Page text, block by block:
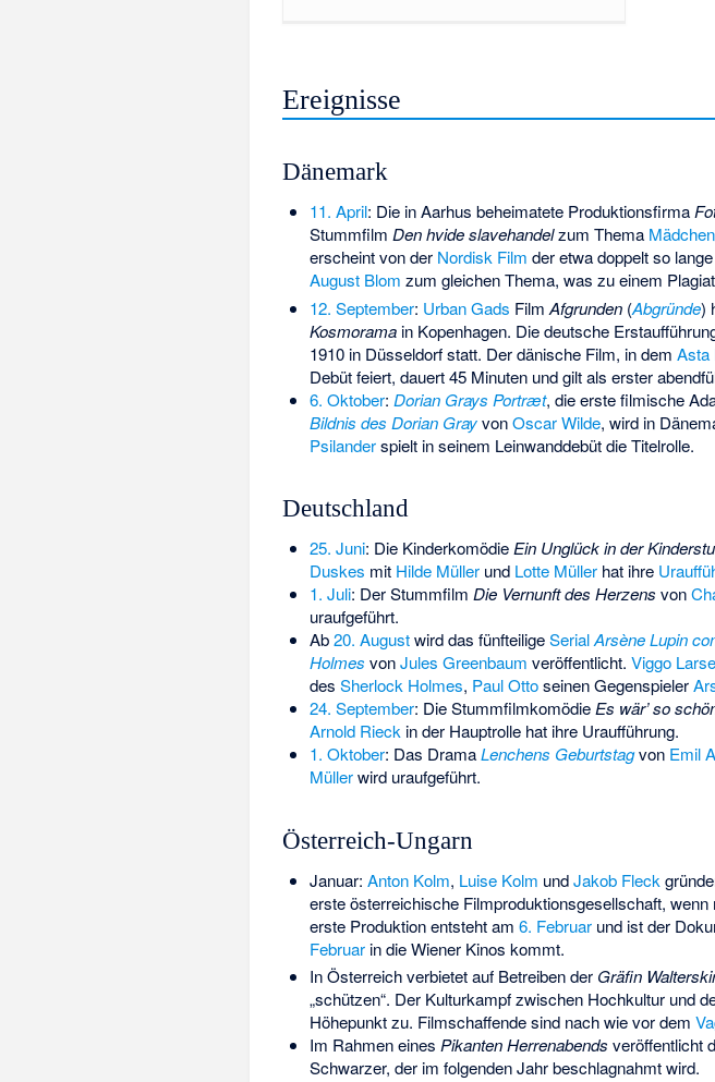
Ereignisse
Dänemark
11. April: Die in Aarhus beheimatete Produktionsfirma
Stummfilm Den hvide slavehandelzum Thema
erscheint von der Nordisk Film der etwa doppelt so
August Blom zum gleichen Thema, was zu einem
12. September: Urban Gads Film Afgrunden(Abgründe)
Kosmoramain Kopenhagen. Die deutsche
1910 in Düsseldorf statt. Der dänische Film, in dem Asta
Debüt feiert, dauert 45 Minuten und gilt als erster
6. Oktober: Dorian Grays Portræt, die erste filmische
Bildnis des Dorian GrayvonOscar Wilde, wird in
Psilanderspielt in seinem Leinwanddebüt die Titelrolle.
Deutschland
25. Juni: Die KinderkomödieEin Unglück in der
Duskes mit Hilde Müllerund Lotte Müllerhat ihre
1. Juli: Der Stummfilm Die Vernunft des Herzens von
uraufgeführt.
Ab20. Augustwird das fünfteiligeSerialArsène Lupin
Holmes vonJules Greenbaum veröffentlicht. Viggo
des Sherlock Holmes, Paul Ottoseinen Gegenspieler
24. September: Die StummfilmkomödieEs wär’ so
Arnold Rieckin der Hauptrolle hat ihre Uraufführung.
1. Oktober: Das DramaLenchens Geburtstagvon Emil
Müllerwird uraufgeführt.
Österreich-Ungarn
Januar: Anton Kolm, Luise Kolm undJakob Fleck
erste österreichische Filmproduktionsgesellschaft,
erste Produktion entsteht am 6. Februarund ist der
Februarin die Wiener Kinos kommt.
In Österreich verbietet auf Betreiben der Gräfin
„schützen“. Der Kulturkampf zwischen Hochkultur und
Höhepunkt zu. Filmschaffende sind nach wie vor dem
Im Rahmen eines Pikanten Herrenabends veröffentlicht
Schwarzer, der im folgenden Jahr beschlagnahmt wird.